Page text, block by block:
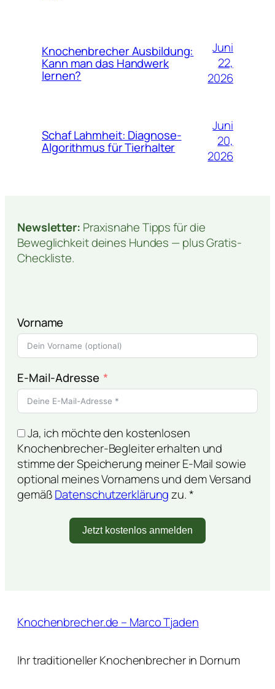
Knochenbrecher Ausbildung:
Kann man das Handwerk
lernen?
Juni
22,
2026
Schaf Lahmheit: Diagnose-
Algorithmus für Tierhalter
Juni
20,
2026
Newsletter: Praxisnahe Tipps für die
Beweglichkeit deines Hundes — plus Gratis-
Checkliste.
Vorname
E-Mail-Adresse
Ja, ich möchte den kostenlosen
Knochenbrecher-Begleiter erhalten und
stimme der Speicherung meiner E-Mail sowie
optional meines Vornamens und dem Versand
gemäßDatenschutzerklärungzu. *
Jetzt kostenlos anmelden
Knochenbrecher.de – Marco Tjaden
Ihr traditioneller Knochenbrecher in Dornum